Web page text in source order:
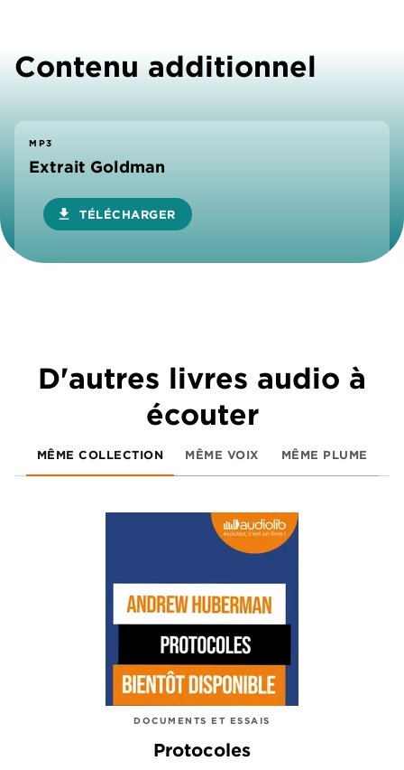
Contenu additionnel
MP3
Extrait Goldman
download TÉLÉCHARGER
D'autres livres audio à
écouter
MÊME COLLECTION MÊME VOIX MÊME PLUME
DOCUMENTS ET ESSAIS
Protocoles